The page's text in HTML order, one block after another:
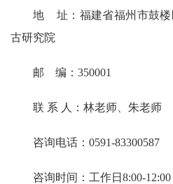
地 址：福建省福州市鼓楼
古研究院
邮 编：350001
联 系 人：林老师、朱老师
咨询电话：0591-83300587
咨询时间：工作日8:00-12:00